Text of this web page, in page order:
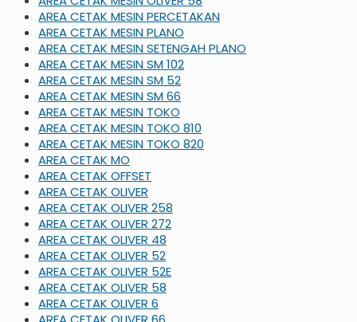
AREA CETAK MESIN PERCETAKAN
AREA CETAK MESIN PLANO
AREA CETAK MESIN SETENGAH PLANO
AREA CETAK MESIN SM 102
AREA CETAK MESIN SM 52
AREA CETAK MESIN SM 66
AREA CETAK MESIN TOKO
AREA CETAK MESIN TOKO 810
AREA CETAK MESIN TOKO 820
AREA CETAK MO
AREA CETAK OFFSET
AREA CETAK OLIVER
AREA CETAK OLIVER 258
AREA CETAK OLIVER 272
AREA CETAK OLIVER 48
AREA CETAK OLIVER 52
AREA CETAK OLIVER 52E
AREA CETAK OLIVER 58
AREA CETAK OLIVER 6